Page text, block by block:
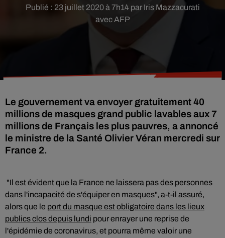
Publié : 23 juillet 2020 à 7h14 par Iris Mazzacurati
avec AFP
Le gouvernement va envoyer gratuitement 40
millions de masques grand public lavables aux 7
millions de Français les plus pauvres, a annoncé
le ministre de la Santé Olivier Véran mercredi sur
France 2.
"Il est évident que la France ne laissera pas des personnes
dans l'incapacité de s'équiper en masques", a-t-il assuré,
alors que le port du masque est obligatoire dans les lieux
publics clos depuis lundi pour enrayer une reprise de
l'épidémie de coronavirus, et pourra même valoir une